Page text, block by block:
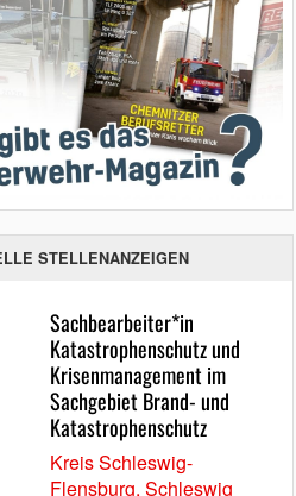
STELLENANZEIGEN
Sachbearbeiter*in
Katastrophenschutz und
Krisenmanagement im
Sachgebiet Brand- und
Katastrophenschutz
Kreis Schleswig-
Flensburg, Schleswig